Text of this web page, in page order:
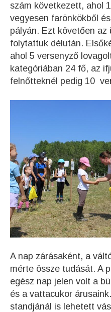
szám következett, ahol
vegyesen farönkökből
pályán. Ezt követően az
folytattuk délután.
ahol 5 versenyző
kategóriában 24 fő, az
felnőtteknél pedig 10
A nap zárásaként, a
mérte össze tudását. A
egész nap jelen volt a
és a vattacukor
standjánál is lehetett